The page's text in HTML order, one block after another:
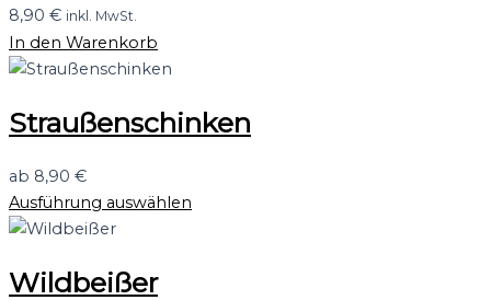
8,90 € inkl. MwSt.
In den Warenkorb
Straußenschinken
ab 8,90 €
Ausführung auswählen
Wildbeißer